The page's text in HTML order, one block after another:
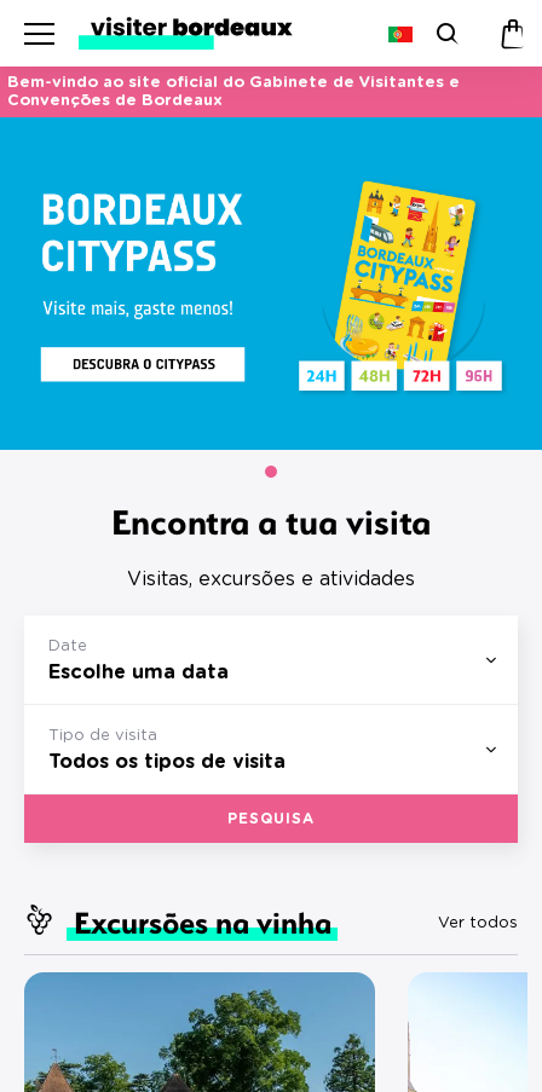
Menu
Bem-vindo ao site oficial do Gabinete de Visitantes e
Convenções de Bordeaux
Encontra a tua visita
Visitas, excursões e atividades
Date
Tipo de visita
PESQUISA
Excursões na vinha Ver todos